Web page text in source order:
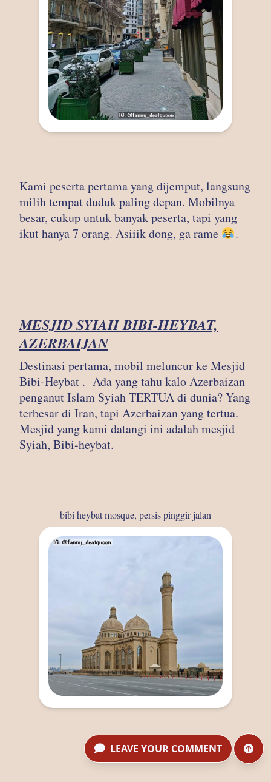
Kami peserta pertama yang dijemput, langsung
milih tempat duduk paling depan. Mobilnya
besar, cukup untuk banyak peserta, tapi yang
ikut hanya 7 orang. Asiiik dong, ga rame
.
MESJID SYIAH BIBI-HEYBAT,
AZERBAIJAN
Destinasi pertama, mobil meluncur ke Mesjid
Bibi-Heybat . Ada yang tahu kalo Azerbaizan
penganut Islam Syiah TERTUA di dunia? Yang
terbesar di Iran, tapi Azerbaizan yang tertua.
Mesjid yang kami datangi ini adalah mesjid
Syiah, Bibi-heybat.
bibi heybat mosque, persis pinggir jalan
LEAVE YOUR COMMENT